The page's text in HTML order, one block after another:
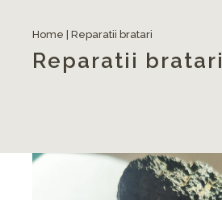
Home Reparatii bratari
Reparatii bratari